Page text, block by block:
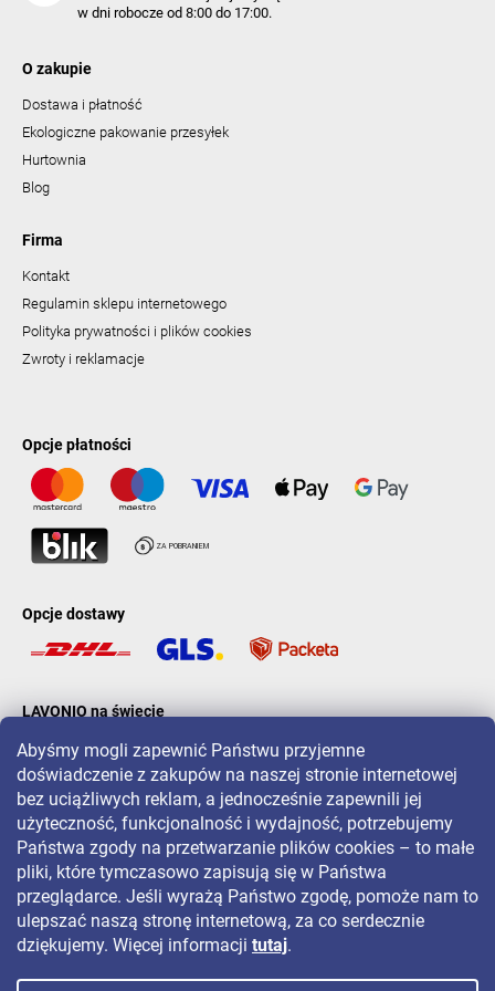
Abyśmy mogli zapewnić Państwu przyjemne
doświadczenie z zakupów na naszej stronie internetowej
bez uciążliwych reklam, a jednocześnie zapewnili jej
użyteczność, funkcjonalność i wydajność, potrzebujemy
Państwa zgody na przetwarzanie plików cookies – to małe
pliki, które tymczasowo zapisują się w Państwa
przeglądarce. Jeśli wyrażą Państwo zgodę, pomoże nam to
ulepszać naszą stronę internetową, za co serdecznie
dziękujemy. Więcej informacji tutaj.
w dni robocze od 8:00 do 17:00.
O zakupie
Dostawa i płatność
Ekologiczne pakowanie przesyłek
Hurtownia
Blog
Firma
Kontakt
Regulamin sklepu internetowego
Polityka prywatności i plików cookies
Zwroty i reklamacje
Opcje płatności
Opcje dostawy
LAVONIO na świecie
Aby być na bieżąco z promocjami, konkursami i zniżkami, śledź nas
na: